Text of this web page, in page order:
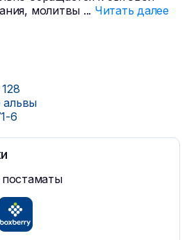
молитвы ... Читать далее
128
альвы
6